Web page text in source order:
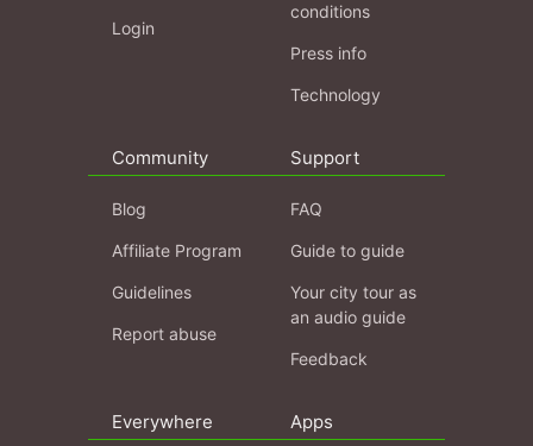
Login
conditions
Press info
Technology
Community
Blog
Affiliate Program
Guidelines
Report abuse
Support
FAQ
Guide to guide
Your city tour as
an audio guide
Feedback
Everywhere Apps